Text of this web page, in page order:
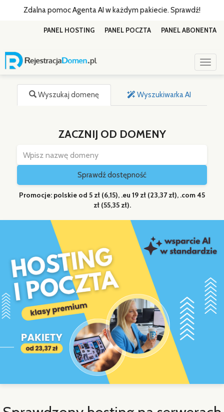
Zdalna pomoc Agenta AI w każdym pakiecie. Sprawdź!
PANEL ABONENTA
PANEL POCZTA
PANEL HOSTING
Wyszukaj domenę Wyszukiwarka AI
ZACZNIJ OD DOMENY
Sprawdź dostępność
Promocje: polskie od 5 zł (6,15), .eu 19 zł (23,37 zł), .com 45
zł (55,35 zł).